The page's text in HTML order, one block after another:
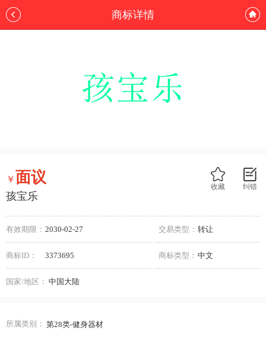
商标详情
纠错
收藏
￥面议
孩宝乐
有效期限： 2030-02-27 交易类型： 转让
商标ID： 3373695 商标类型： 中文
国家/地区： 中国大陆
所属类别： 第28类-健身器材